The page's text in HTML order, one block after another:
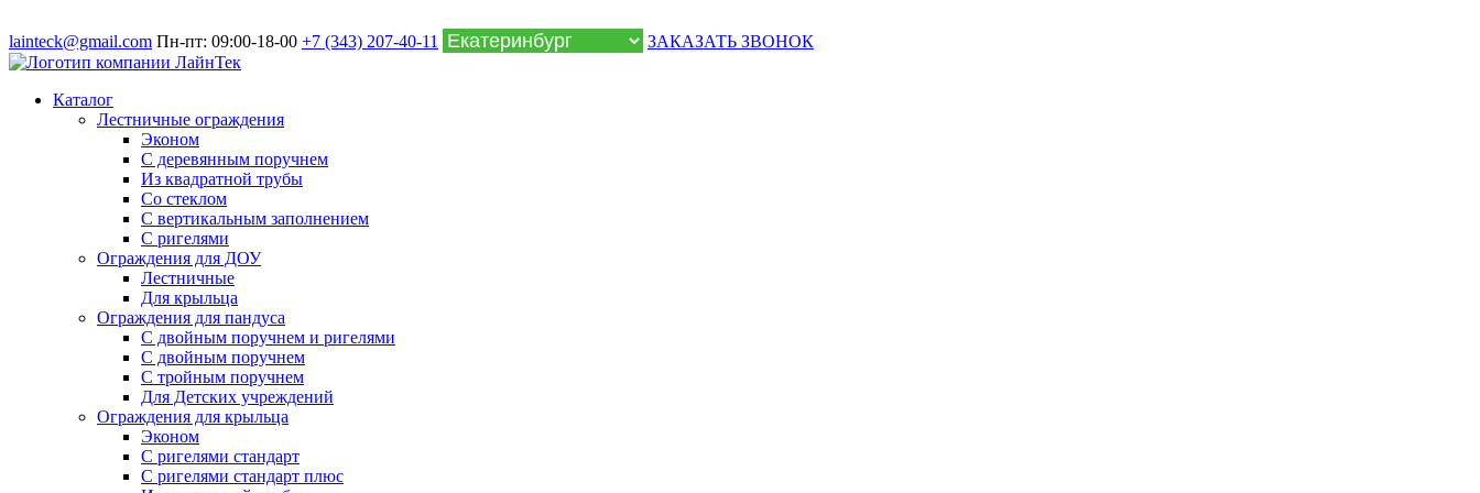
lainteck@gmail.com Пн-пт: 09:00-18-00 +7 (343) 207-40-11 ЗАКАЗАТЬ ЗВОНОК
Каталог
Лестничные ограждения
Эконом
С деревянным поручнем
Из квадратной трубы
Со стеклом
С вертикальным заполнением
С ригелями
Ограждения для ДОУ
Лестничные
Для крыльца
Ограждения для пандуса
С двойным поручнем и ригелями
С двойным поручнем
С тройным поручнем
Для Детских учреждений
Ограждения для крыльца
Эконом
С ригелями стандарт
С ригелями стандарт плюс